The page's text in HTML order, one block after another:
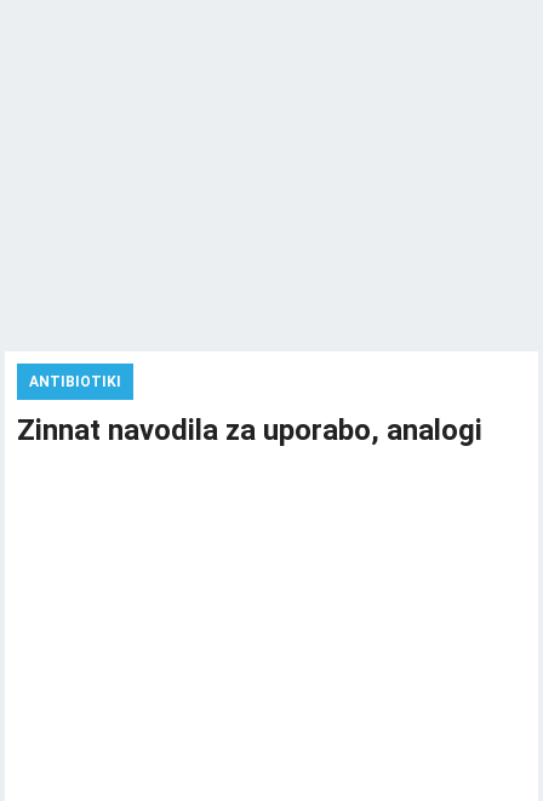
ANTIBIOTIKI
Zinnat navodila za uporabo, analogi